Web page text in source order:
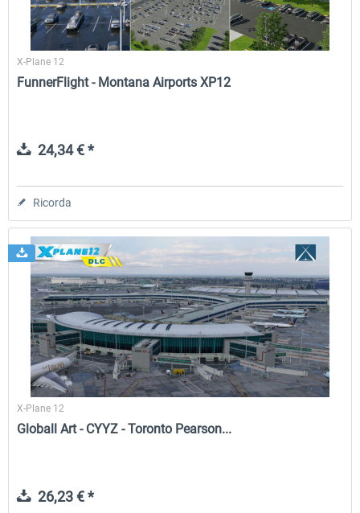
X-Plane 12
FunnerFlight - Montana Airports XP12
24,34 € *
Ricorda
X-Plane 12
Globall Art - CYYZ - Toronto Pearson...
26,23 € *